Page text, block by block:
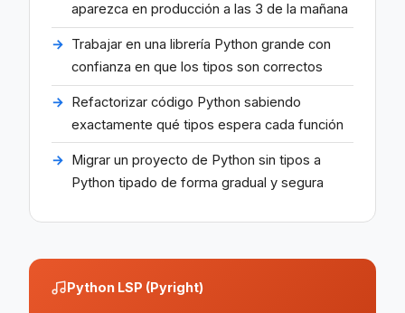
aparezca en producción a las 3 de la mañana
Trabajar en una librería Python grande con
confianza en que los tipos son correctos
Refactorizar código Python sabiendo
exactamente qué tipos espera cada función
Migrar un proyecto de Python sin tipos a
Python tipado de forma gradual y segura
Python LSP (Pyright)